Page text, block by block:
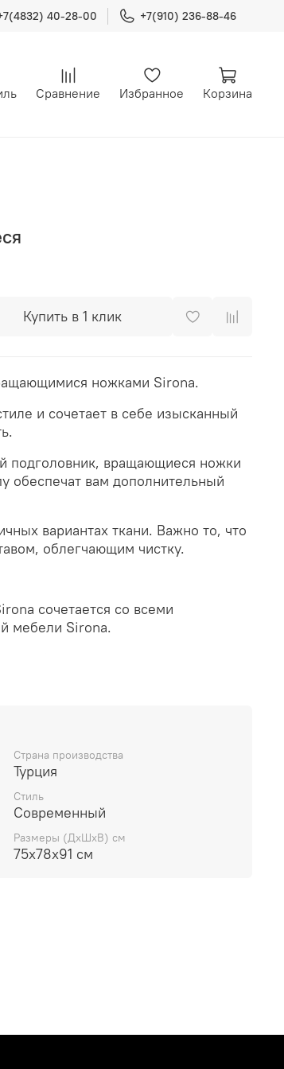
40-28-00 +7(910) 236-88-46
Сравнение Избранное Корзина
Купить в 1 клик
ножками Sirona.
и сочетает в себе изысканный
подголовник, вращающиеся ножки
обеспечат вам дополнительный
вариантах ткани. Важно то, что
облегчающим чистку.
сочетается со всеми
мебели Sirona.
Страна производства
Турция
Стиль
Современный
Размеры (ДхШхВ) см
75х78х91 см